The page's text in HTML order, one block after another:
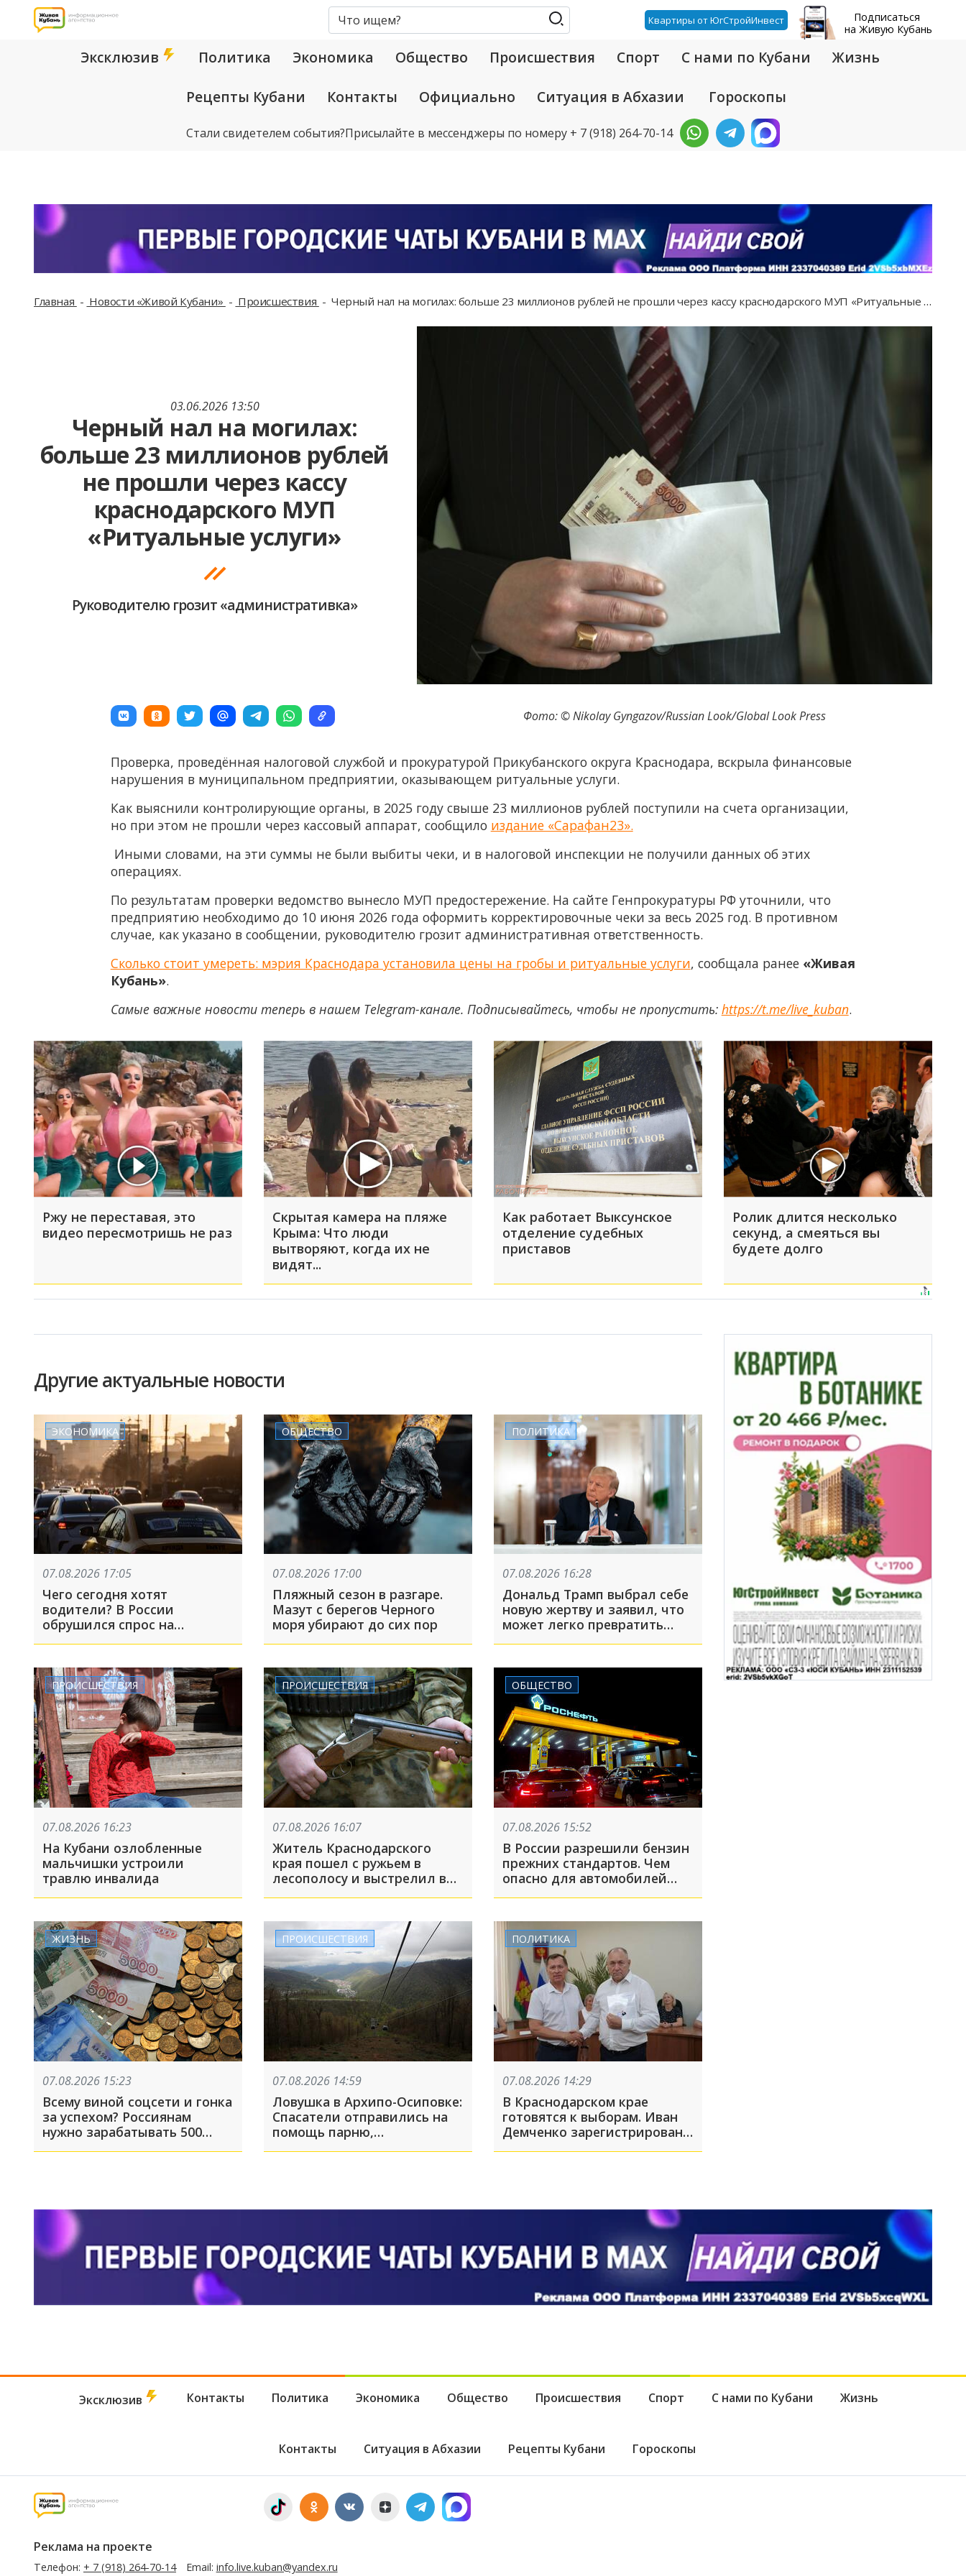
Квартиры от ЮгСтройИнвест
Подписаться
на Живую Кубань
Эксклюзив Политика Экономика Общество Происшествия Спорт С нами по Кубани Жизнь
Рецепты Кубани Контакты Официально Ситуация в Абхазии Гороскопы
Стали свидетелем события?Присылайте в мессенджеры по номеру + 7 (918) 264-70-14
Главная Новости «Живой Кубани» Происшествия Черный нал на могилах: больше 23 миллионов рублей не прошли через кассу краснодарского МУП «Ритуальные услуги»
03.06.2026 13:50
Черный нал на могилах:
больше 23 миллионов рублей
не прошли через кассу
краснодарского МУП
«Ритуальные услуги»
Руководителю грозит «административка»
Фото: © Nikolay Gyngazov/Russian Look/Global Look Press
Проверка, проведённая налоговой службой и прокуратурой Прикубанского округа Краснодара, вскрыла финансовые
нарушения в муниципальном предприятии, оказывающем ритуальные услуги.
Как выяснили контролирующие органы, в 2025 году свыше 23 миллионов рублей поступили на счета организации,
но при этом не прошли через кассовый аппарат, сообщило издание «Сарафан23».
Иными словами, на эти суммы не были выбиты чеки, и в налоговой инспекции не получили данных об этих
операциях.
По результатам проверки ведомство вынесло МУП предостережение. На сайте Генпрокуратуры РФ уточнили, что
предприятию необходимо до 10 июня 2026 года оформить корректировочные чеки за весь 2025 год. В противном
случае, как указано в сообщении, руководителю грозит административная ответственность.
Сколько стоит умереть: мэрия Краснодара установила цены на гробы и ритуальные услуги, сообщала ранее «Живая
Кубань».
Самые важные новости теперь в нашем Telegram-канале. Подписывайтесь, чтобы не пропустить: https://t.me/live_kuban.
Ржу не переставая, это
видео пересмотришь не раз
Скрытая камера на пляже
Крыма: Что люди
вытворяют, когда их не
видят...
Как работает Выксунское
отделение судебных
приставов
Ролик длится несколько
секунд, а смеяться вы
будете долго
Другие актуальные новости
ЭКОНОМИКА
07.08.2026 17:05
Чего сегодня хотят
водители? В России
обрушился спрос на
отечественные машины
ОБЩЕСТВО
07.08.2026 17:00
Пляжный сезон в разгаре.
Мазут с берегов Черного
моря убирают до сих пор
ПОЛИТИКА
07.08.2026 16:28
Дональд Трамп выбрал себе
новую жертву и заявил, что
может легко превратить
Швейцарию из
проблемную
ПРОИСШЕСТВИЯ
07.08.2026 16:23
На Кубани озлобленные
мальчишки устроили
травлю инвалида
ПРОИСШЕСТВИЯ
07.08.2026 16:07
Житель Краснодарского
края пошел с ружьем в
лесополосу и выстрелил в
человека
ОБЩЕСТВО
07.08.2026 15:52
В России разрешили бензин
прежних стандартов. Чем
опасно для автомобилей
«антикризисное» топливо?
ЖИЗНЬ
07.08.2026 15:23
Всему виной соцсети и гонка
за успехом? Россиянам
нужно зарабатывать 500
тысяч рублей в месяц, чтобы
ПРОИСШЕСТВИЯ
07.08.2026 14:59
Ловушка в Архипо-Осиповке:
Спасатели отправились на
помощь парню,
оказавшемуся в беде
ПОЛИТИКА
07.08.2026 14:29
В Краснодарском крае
готовятся к выборам. Иван
Демченко зарегистрирован
кандидатом в Госдуму
Эксклюзив Контакты Политика Экономика Общество Происшествия Спорт С нами по Кубани Жизнь
Контакты Ситуация в Абхазии Рецепты Кубани Гороскопы
Реклама на проекте
Телефон: + 7 (918) 264-70-14 Email: info.live.kuban@yandex.ru